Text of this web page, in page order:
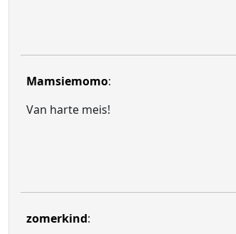
Mamsiemomo:
Van harte meis!
zomerkind: